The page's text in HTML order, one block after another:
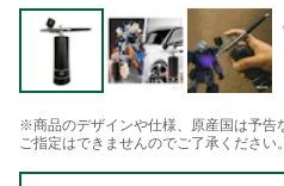
※商品のデザインや仕様、原産国は予告
ご指定はできませんのでご了承ください。